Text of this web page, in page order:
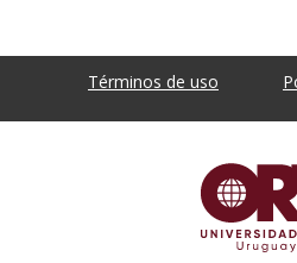
Términos de uso